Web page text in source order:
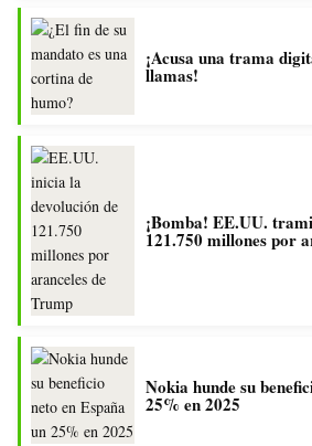
¡Acusa una trama
llamas!
¡Bomba! EE.UU.
121.750 millones por
Nokia hunde su
25% en 2025